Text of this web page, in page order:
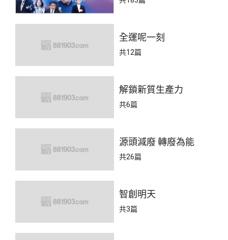
全運呢一刻
共12篇
解鎖新質生產力
共6篇
源頭減廢 轉廢為能
共26篇
智創明天
共3篇